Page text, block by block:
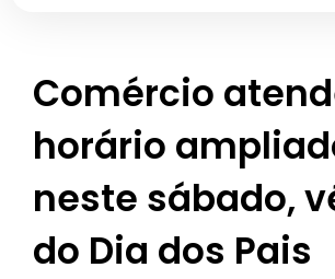
Comércio
horário
neste sábado,
do Dia dos Pais